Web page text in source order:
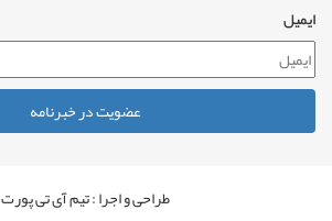
ایمیل
عضویت در خبرنامه
طراحی و اجرا : تیم آی تی پورت